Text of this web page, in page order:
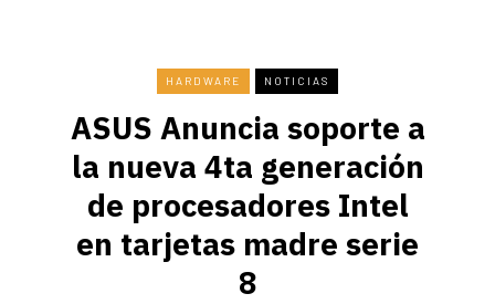
HARDWARE NOTICIAS
ASUS Anuncia soporte a
la nueva 4ta generación
de procesadores Intel
en tarjetas madre serie
8